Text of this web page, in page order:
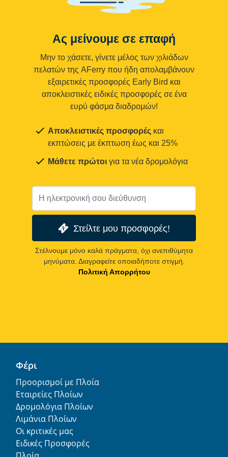
Ας μείνουμε σε επαφή
Μην το χάσετε, γίνετε μέλος των χιλιάδων
πελατών της AFerry που ήδη απολαμβάνουν
εξαιρετικές προσφορές Early Bird και
αποκλειστικές ειδικές προσφορές σε ένα
ευρύ φάσμα διαδρομών!
Αποκλειστικές προσφορές και
εκπτώσεις με έκπτωση έως και 25%
Μάθετε πρώτοι για τα νέα δρομολόγια
Στείλτε μου προσφορές!
Στέλνουμε μόνο καλά πράγματα, όχι ανεπιθύμητα
μηνύματα. Διαγραφείτε οποιαδήποτε στιγμή.
Πολιτική Απορρήτου
Φέρι
Προορισμοί με Πλοία
Εταιρείες Πλοίων
Δρομολόγια Πλοίων
Λιμάνια Πλοίων
Οι κριτικές μας
Ειδικές Προσφορές